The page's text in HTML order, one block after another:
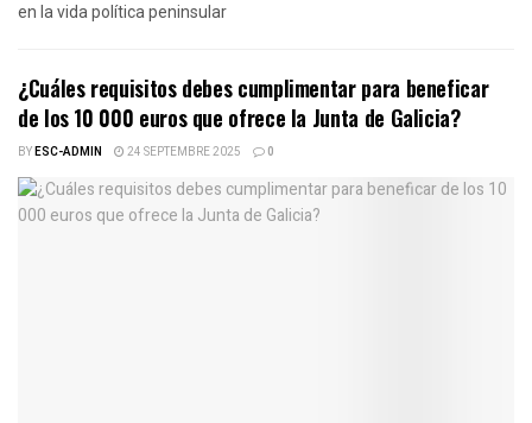
en la vida política peninsular
¿Cuáles requisitos debes cumplimentar para beneficar
de los 10 000 euros que ofrece la Junta de Galicia?
BYESC-ADMIN 24 SEPTEMBRE 2025 0